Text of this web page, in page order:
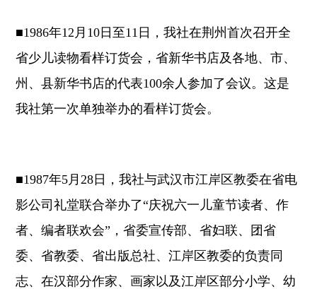
■1986年12月10日至11日，我社在荆州首次召开全
省少儿读物看样订货会，省新华书店及各地、市、
州、县新华书店的代表100余人参加了会议。这是
我社第一次单独举办的看样订货会。
■1987年5月28日，我社与武汉市江岸区教委在省电
影公司礼堂联合举办了“庆祝六一儿童节读者、作
者、编者联欢会”，省委宣传部、省妇联、团省
委、省教委、省出版总社、江岸区教委的负责同
志、在汉部分作家、画家以及江岸区部分小学、幼